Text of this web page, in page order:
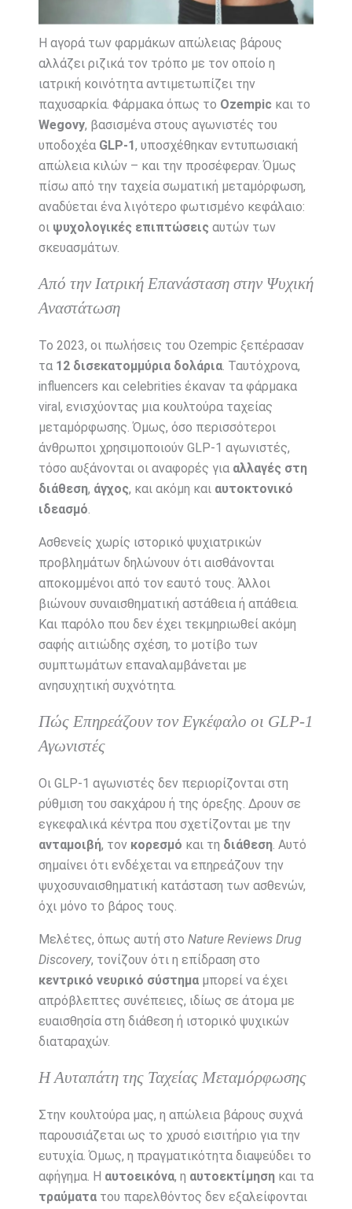
Η αγορά των φαρμάκων απώλειας βάρους
αλλάζει ριζικά τον τρόπο με τον οποίο η
ιατρική κοινότητα αντιμετωπίζει την
παχυσαρκία. Φάρμακα όπως το Ozempic και το
Wegovy, βασισμένα στους αγωνιστές του
υποδοχέα GLP-1, υποσχέθηκαν εντυπωσιακή
απώλεια κιλών – και την προσέφεραν. Όμως
πίσω από την ταχεία σωματική μεταμόρφωση,
αναδύεται ένα λιγότερο φωτισμένο κεφάλαιο:
οι ψυχολογικές επιπτώσεις αυτών των
σκευασμάτων.
Από την Ιατρική Επανάσταση στην Ψυχική
Αναστάτωση
Το 2023, οι πωλήσεις του Ozempic ξεπέρασαν
τα 12 δισεκατομμύρια δολάρια. Ταυτόχρονα,
influencers και celebrities έκαναν τα φάρμακα
viral, ενισχύοντας μια κουλτούρα ταχείας
μεταμόρφωσης. Όμως, όσο περισσότεροι
άνθρωποι χρησιμοποιούν GLP-1 αγωνιστές,
τόσο αυξάνονται οι αναφορές για αλλαγές στη
διάθεση, άγχος, και ακόμη και αυτοκτονικό
ιδεασμό.
Ασθενείς χωρίς ιστορικό ψυχιατρικών
προβλημάτων δηλώνουν ότι αισθάνονται
αποκομμένοι από τον εαυτό τους. Άλλοι
βιώνουν συναισθηματική αστάθεια ή απάθεια.
Και παρόλο που δεν έχει τεκμηριωθεί ακόμη
σαφής αιτιώδης σχέση, το μοτίβο των
συμπτωμάτων επαναλαμβάνεται με
ανησυχητική συχνότητα.
Πώς Επηρεάζουν τον Εγκέφαλο οι GLP-1
Αγωνιστές
Οι GLP-1 αγωνιστές δεν περιορίζονται στη
ρύθμιση του σακχάρου ή της όρεξης. Δρουν σε
εγκεφαλικά κέντρα που σχετίζονται με την
ανταμοιβή, τον κορεσμό και τη διάθεση. Αυτό
σημαίνει ότι ενδέχεται να επηρεάζουν την
ψυχοσυναισθηματική κατάσταση των ασθενών,
όχι μόνο το βάρος τους.
Μελέτες, όπως αυτή στο Nature Reviews Drug
Discovery, τονίζουν ότι η επίδραση στο
κεντρικό νευρικό σύστημαμπορεί να έχει
απρόβλεπτες συνέπειες, ιδίως σε άτομα με
ευαισθησία στη διάθεση ή ιστορικό ψυχικών
διαταραχών.
Η Αυταπάτη της Ταχείας Μεταμόρφωσης
Στην κουλτούρα μας, η απώλεια βάρους συχνά
παρουσιάζεται ως το χρυσό εισιτήριο για την
ευτυχία. Όμως, η πραγματικότητα διαψεύδει το
αφήγημα. Η αυτοεικόνα, η αυτοεκτίμησηκαι τα
τραύματατου παρελθόντος δεν εξαλείφονται